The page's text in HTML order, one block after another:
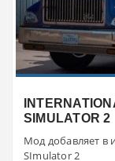
SIMULATOR 2
Мод добавляет в
SImulator 2